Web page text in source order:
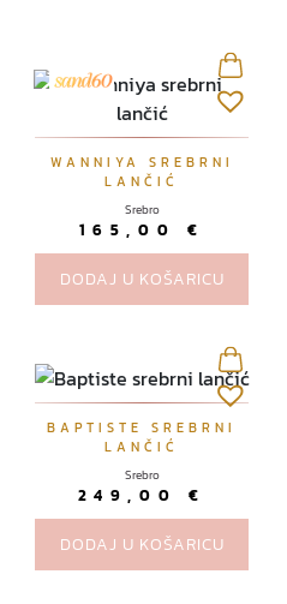
WANNIYA SREBRNI
LANČIĆ
Srebro
165,00 €
DODAJ U KOŠARICU
BAPTISTE SREBRNI
LANČIĆ
Srebro
249,00 €
DODAJ U KOŠARICU